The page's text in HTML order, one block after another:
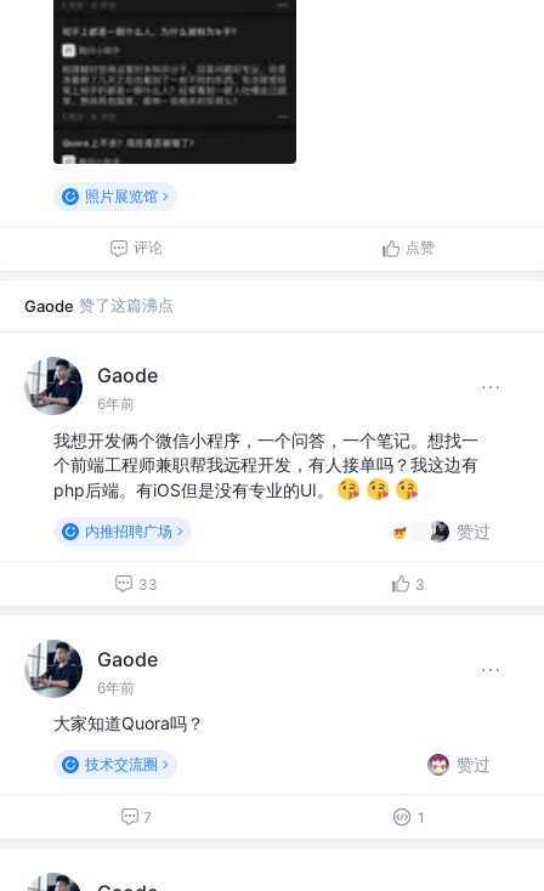
照片展览馆
评论 点赞
Gaode 赞了这篇沸点
Gaode
6年前
我想开发俩个微信小程序，一个问答，一个笔记。想找一
个前端工程师兼职帮我远程开发，有人接单吗？我这边有
php后端。有iOS但是没有专业的UI。
内推招聘广场 赞过
33 3
Gaode
6年前
大家知道Quora吗？
技术交流圈 赞过
7 1